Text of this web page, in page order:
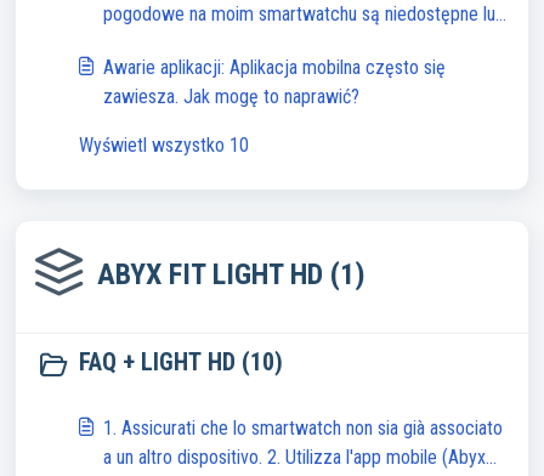
pogodowe na moim smartwatchu są niedostępne lub
Awarie aplikacji: Aplikacja mobilna często się
zawiesza. Jak mogę to naprawić?
Wyświetl wszystko 10
ABYX FIT LIGHT HD (1)
FAQ + LIGHT HD (10)
1. Assicurati che lo smartwatch non sia già associato
a un altro dispositivo. 2. Utilizza l'app mobile (Abyx